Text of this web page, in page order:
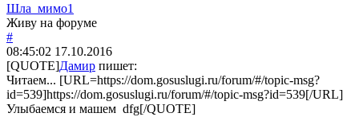
Шла_мимо1
Живу на форуме
#
08:45:02 17.10.2016
[QUOTE]Дамир пишет:
Читаем... [URL=https://dom.gosuslugi.ru/forum/#/topic-msg?
id=539]https://dom.gosuslugi.ru/forum/#/topic-msg?id=539[/URL]
Улыбаемся и машем dfg[/QUOTE]